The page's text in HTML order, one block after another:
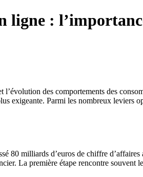
ligne :
des comportements des
exigeante. Parmi les nombreux leviers
80 milliards d’euros de chiffre
La première étape rencontre souvent